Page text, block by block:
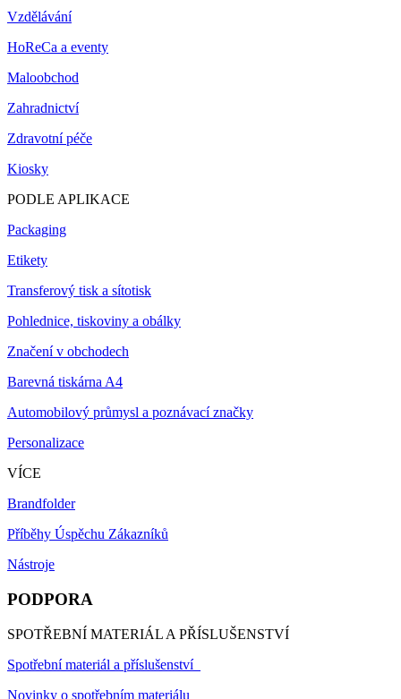
Vzdělávání
HoReCa a eventy
Maloobchod
Zahradnictví
Zdravotní péče
Kiosky
PODLE APLIKACE
Packaging
Etikety
Transferový tisk a sítotisk
Pohlednice, tiskoviny a obálky
Značení v obchodech
Barevná tiskárna A4
Automobilový průmysl a poznávací značky
Personalizace
VÍCE
Brandfolder
Příběhy Úspěchu Zákazníků
Nástroje
PODPORA
SPOTŘEBNÍ MATERIÁL A PŘÍSLUŠENSTVÍ
Spotřební materiál a příslušenství
Novinky o spotřebním materiálu